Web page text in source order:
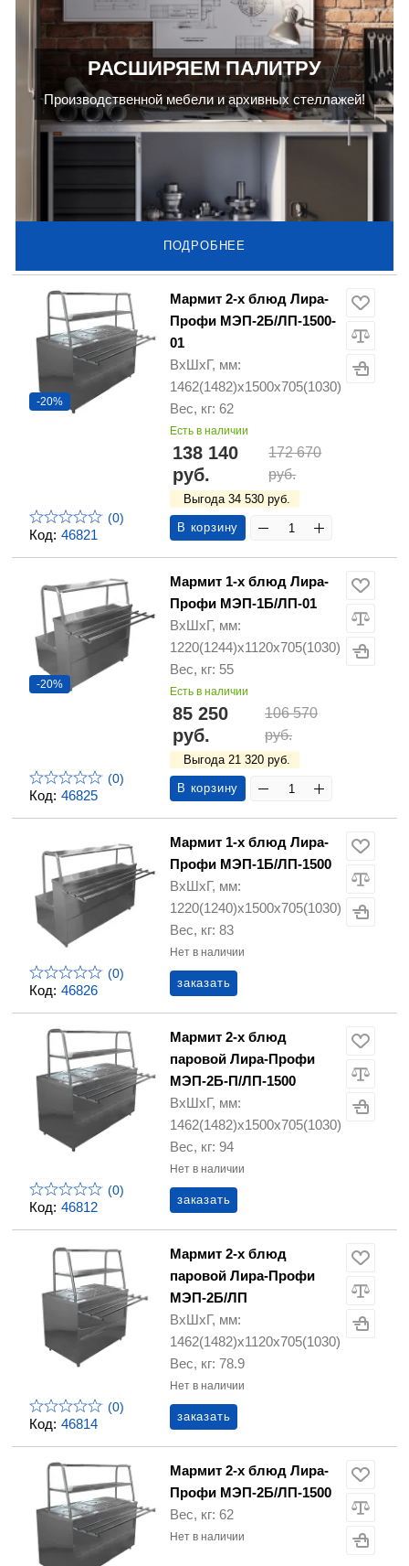
РАСШИРЯЕМ ПАЛИТРУ
Производственной мебели и архивных стеллажей!
ПОДРОБНЕЕ
Код: 46821
-20%
(0)
Мармит 2-х блюд Лира-
Профи МЭП-2Б/ЛП-1500-
01
ВхШхГ, мм:
1462(1482)х1500х705(1030)
Вес, кг: 62
Есть в наличии
138 140
руб.
172 670
руб.
Выгода 34 530 руб.
В корзину
Код: 46825
-20%
(0)
Мармит 1-х блюд Лира-
Профи МЭП-1Б/ЛП-01
ВхШхГ, мм:
1220(1244)х1120х705(1030)
Вес, кг: 55
Есть в наличии
85 250
руб.
106 570
руб.
Выгода 21 320 руб.
В корзину
Код: 46826
(0)
Мармит 1-х блюд Лира-
Профи МЭП-1Б/ЛП-1500
ВхШхГ, мм:
1220(1240)х1500х705(1030)
Вес, кг: 83
Нет в наличии
заказать
Код: 46812
(0)
Мармит 2-х блюд
паровой Лира-Профи
МЭП-2Б-П/ЛП-1500
ВхШхГ, мм:
1462(1482)х1500х705(1030)
Вес, кг: 94
Нет в наличии
заказать
Код: 46814
(0)
Мармит 2-х блюд
паровой Лира-Профи
МЭП-2Б/ЛП
ВхШхГ, мм:
1462(1482)х1120х705(1030)
Вес, кг: 78.9
Нет в наличии
заказать
Мармит 2-х блюд Лира-
Профи МЭП-2Б/ЛП-1500
Вес, кг: 62
Нет в наличии